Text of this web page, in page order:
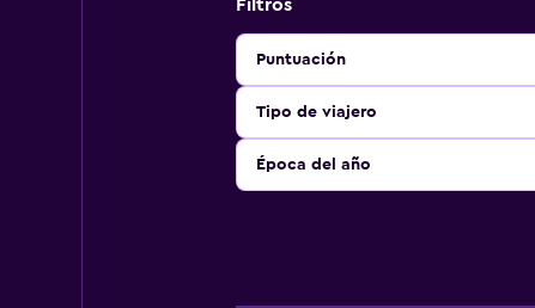
Filtros
Puntuación
Tipo de viajero
Época del año